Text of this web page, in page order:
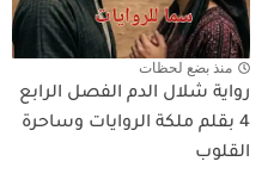
منذ بضع لحظات
رواية شلال الدم الفصل الرابع
4 بقلم ملكة الروايات وساحرة
القلوب